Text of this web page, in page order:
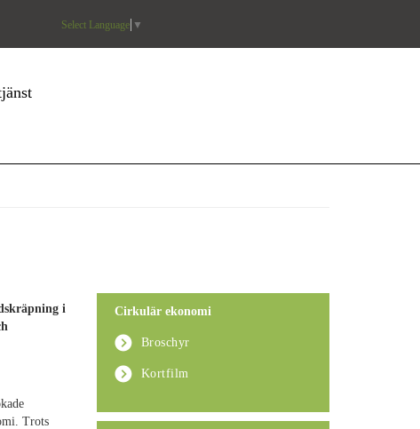
Select Language ▼
i
Trots
Cirkulär ekonomi
Broschyr
Kortfilm